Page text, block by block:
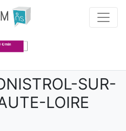
SUR-
LOIRE